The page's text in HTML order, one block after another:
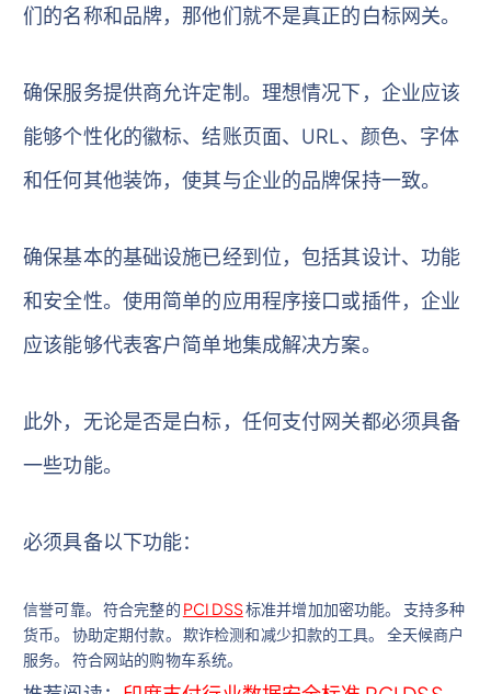
们的名称和品牌，那他们就不是真正的白标网关。
确保服务提供商允许定制。理想情况下，企业应该
能够个性化的徽标、结账页面、URL、颜色、字体
和任何其他装饰，使其与企业的品牌保持一致。
确保基本的基础设施已经到位，包括其设计、功能
和安全性。使用简单的应用程序接口或插件，企业
应该能够代表客户简单地集成解决方案。
此外，无论是否是白标，任何支付网关都必须具备
一些功能。
必须具备以下功能：
信誉可靠。 符合完整的 PCI DSS标准并增加加密功能。 支持多种
货币。 协助定期付款。 欺诈检测和减少扣款的工具。 全天候商户
服务。 符合网站的购物车系统。